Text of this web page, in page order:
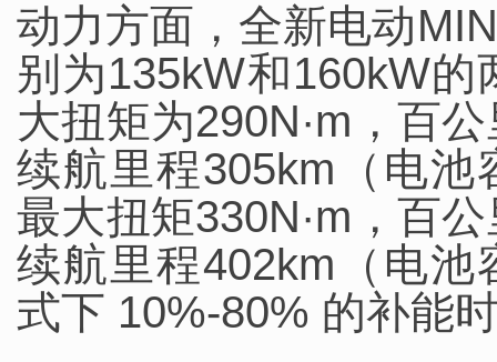
动力方面，全新电动
别为135kW和160kW
大扭矩为290N·m，百
续航里程305km（电池
最大扭矩330N·m，百
续航里程402km（电池
式下 10%-80% 的补能